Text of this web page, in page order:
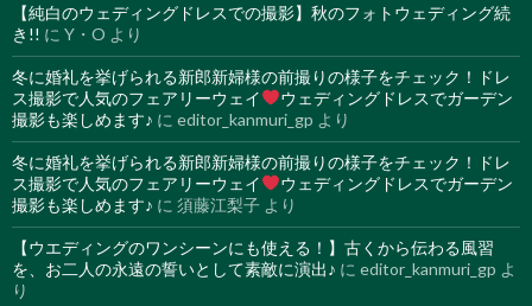
【純白のウェディングドレスでの撮影】秋のフォトウェディング続
き!! に Y・O より
冬に婚礼を挙げられる新郎新婦様の前撮りの様子をチェック！ドレ
ス撮影で人気のフェアリーウェイ
ウェディングドレスでガーデン
撮影も楽しめます♪ に editor_kanmuri_gp より
冬に婚礼を挙げられる新郎新婦様の前撮りの様子をチェック！ドレ
ス撮影で人気のフェアリーウェイ
ウェディングドレスでガーデン
撮影も楽しめます♪ に 須藤江梨子 より
【ウエディングのワンシーンにも使える！】古くから伝わる風習
を、お二人の永遠の誓いとして素敵に演出♪ に editor_kanmuri_gp よ
り